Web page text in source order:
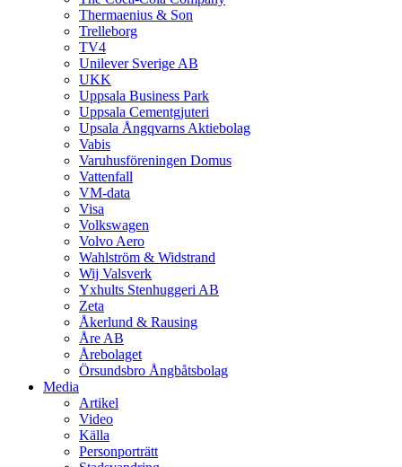
Thermaenius & Son
Trelleborg
TV4
Unilever Sverige AB
UKK
Uppsala Business Park
Uppsala Cementgjuteri
Upsala Ångqvarns Aktiebolag
Vabis
Varuhusföreningen Domus
Vattenfall
VM-data
Visa
Volkswagen
Volvo Aero
Wahlström & Widstrand
Wij Valsverk
Yxhults Stenhuggeri AB
Zeta
Åkerlund & Rausing
Åre AB
Årebolaget
Örsundsbro Ångbåtsbolag
Media
Artikel
Video
Källa
Personporträtt